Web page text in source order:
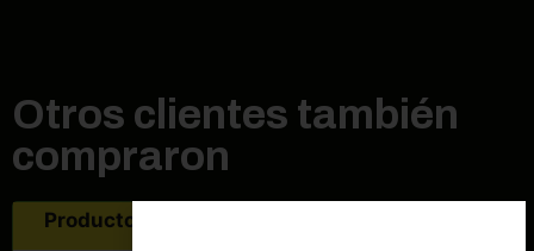
Otros clientes también
compraron
Producto agotado